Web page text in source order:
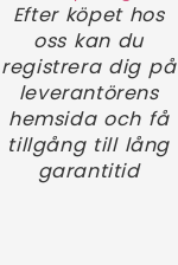
Efter köpet hos
oss kan du
registrera dig på
leverantörens
hemsida och få
tillgång till lång
garantitid